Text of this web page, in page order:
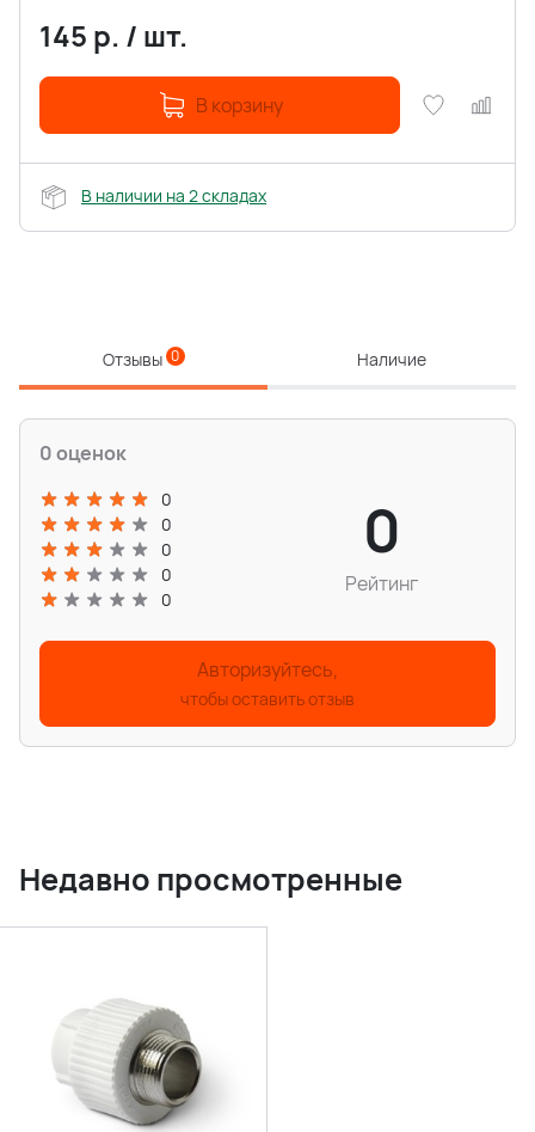
145 р. / шт.
В корзину
В наличии на 2 складах
Отзывы 0 Наличие
0 оценок
0
0
0
0
0
0
Рейтинг
Авторизуйтесь,
чтобы оставить отзыв
Недавно просмотренные